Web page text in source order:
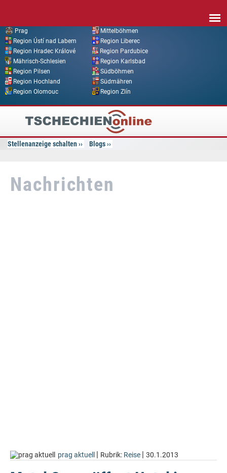
Prag
Mittelböhmen
Region Ústí nad Labem
Region Liberec
Region Hradec Králové
Region Pardubice
Mährisch-Schlesien
Region Karlsbad
Region Pilsen
Südböhmen
Region Hochland
Südmähren
Region Olomouc
Region Zlín
Tschechien
Online
Stellenanzeige schalten Blogs
Nachrichten
prag aktuell | Rubrik: Reise | 30.1.2013